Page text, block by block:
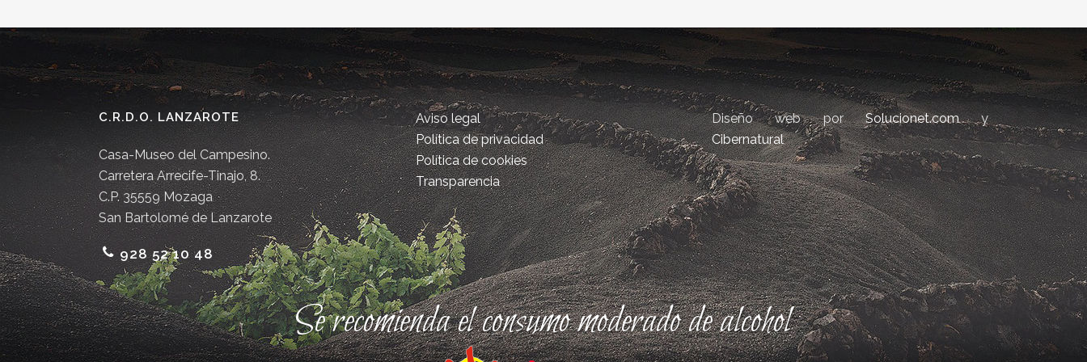
C.R.D.O. LANZAROTE
Casa-Museo del Campesino.
Carretera Arrecife-Tinajo, 8.
C.P. 35559 Mozaga
San Bartolomé de Lanzarote
928 52 10 48
Aviso legal
Política de privacidad
Política de cookies
Transparencia
Diseño web porSolucionet.comy
Cibernatural
Se recomienda el consumo moderado de alcohol